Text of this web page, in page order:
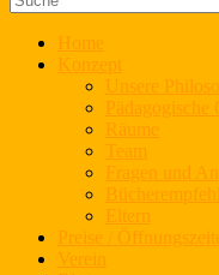
Home
Konzept
Unsere
Räume
Team
Fragen und
Eltern
Preise /
Verein